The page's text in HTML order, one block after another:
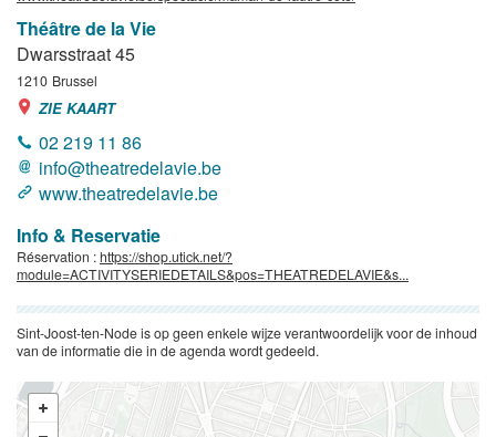
Théâtre de la Vie
Dwarsstraat 45
1210 Brussel
ZIE KAART
02 219 11 86
info@theatredelavie.be
www.theatredelavie.be
Info & Reservatie
Réservation :https://shop.utick.net/?
module=ACTIVITYSERIEDETAILS&pos=THEATREDELAVIE&s...
Sint-Joost-ten-Node is op geen enkele wijze verantwoordelijk voor de inhoud
van de informatie die in de agenda wordt gedeeld.